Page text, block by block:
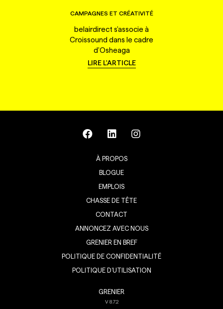
CAMPAGNES ET CRÉATIVITÉ
belairdirect s'associe à
Croissound dans le cadre
d'Osheaga
LIRE L'ARTICLE
À PROPOS
BLOGUE
EMPLOIS
CHASSE DE TÊTE
CONTACT
ANNONCEZ AVEC NOUS
GRENIER EN BREF
POLITIQUE DE CONFIDENTIALITÉ
POLITIQUE D’UTILISATION
GRENIER
V8.7.2